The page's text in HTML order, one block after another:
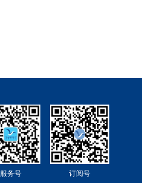
订阅号
服务号